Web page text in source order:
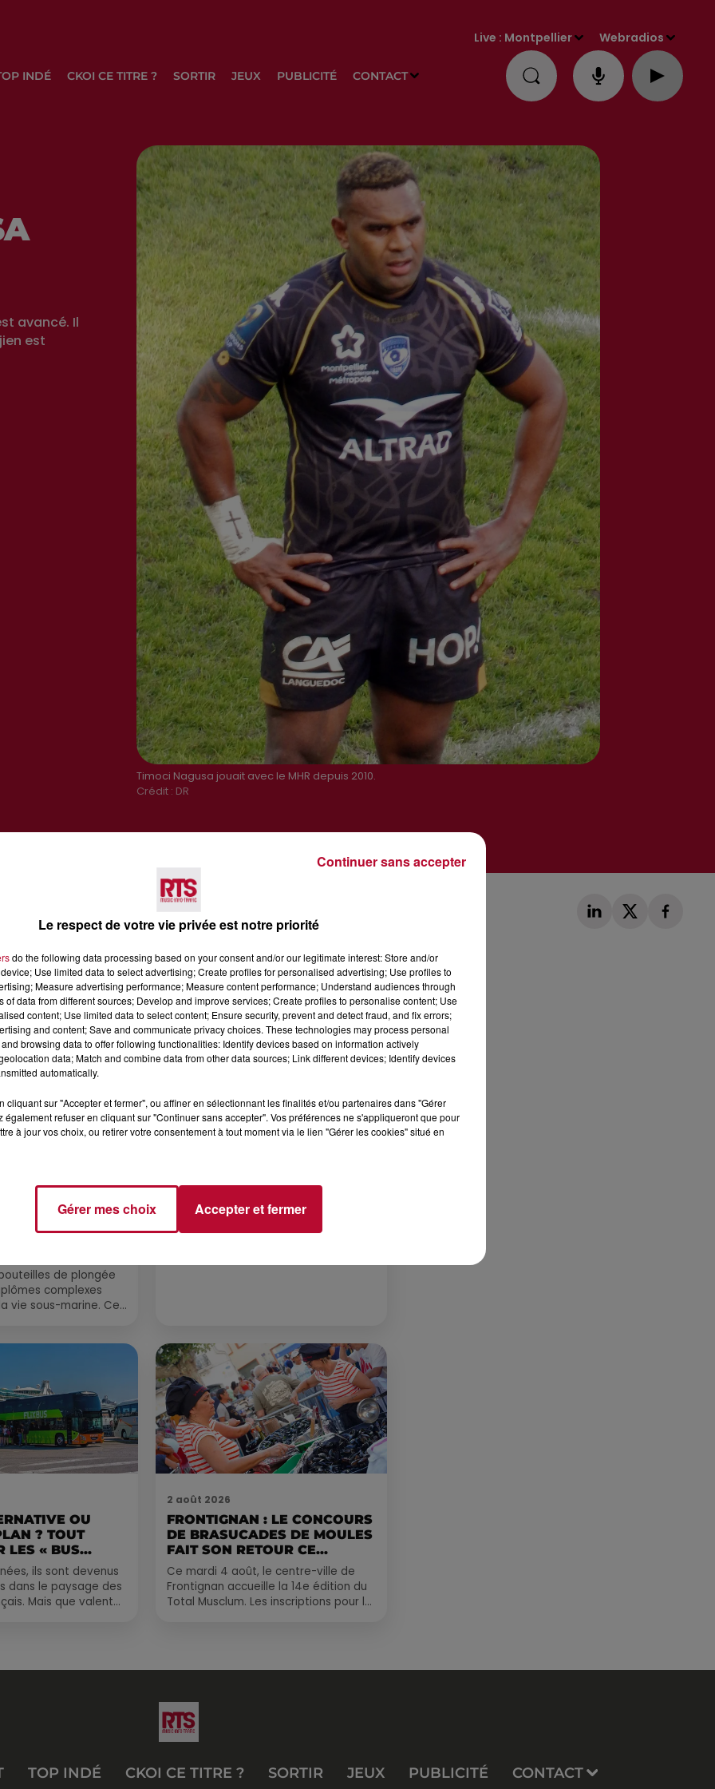
INDÉ CKOI CE TITRE ? SORTIR JEUX PUBLICITÉ CONTACT
Live : Montpellier Webradios
Timoci Nagusa jouait avec le MHR depuis 2010.
Crédit : DR
avancé. Il
est
Voir plus
: TROIS SPOTS
de plongée
complexes
vie sous-marine. Cet
3 août 2026
OU
? TOUT
LES « BUS...
ils sont devenus
dans le paysage des
Mais que valent
2 août 2026
FRONTIGNAN : LE CONCOURS
DE BRASUCADES DE MOULES
FAIT SON RETOUR CE...
Ce mardi 4 août, le centre-ville de
Frontignan accueille la 14e édition du
Total Musclum. Les inscriptions pour le
TOP INDÉ CKOI CE TITRE ? SORTIR JEUX PUBLICITÉ CONTACT
Le respect de votre vie privée est notre priorité
do the following data processing based on your consent and/or our legitimate interest: Store and/or
Use limited data to select advertising; Create profiles for personalised advertising; Use profiles to
Measure advertising performance; Measure content performance; Understand audiences through
of data from different sources; Develop and improve services; Create profiles to personalise content; Use
content; Use limited data to select content; Ensure security, prevent and detect fraud, and fix errors;
and content; Save and communicate privacy choices. These technologies may process personal
browsing data to offer following functionalities: Identify devices based on information actively
data; Match and combine data from other data sources; Link different devices; Identify devices
automatically.
cliquant sur "Accepter et fermer", ou affiner en sélectionnant les finalités et/ou partenaires dans "Gérer
également refuser en cliquant sur "Continuer sans accepter". Vos préférences ne s'appliqueront que pour
à jour vos choix, ou retirer votre consentement à tout moment via le lien "Gérer les cookies" situé en
Gérer mes choix Accepter et fermer
Continuer sans accepter